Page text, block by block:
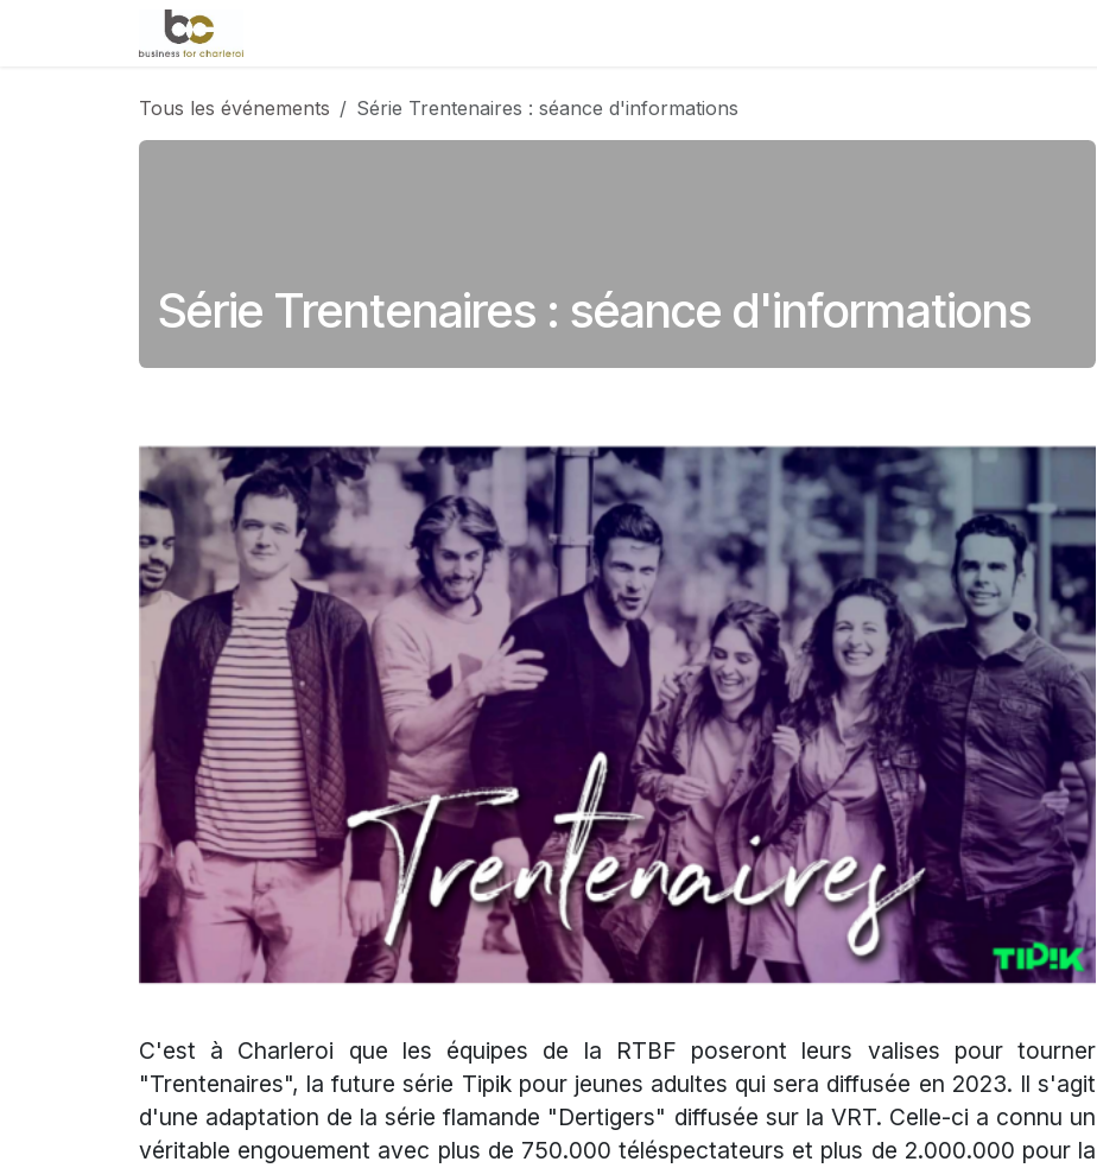
Se rendre au contenu
Tous les événements Série Trentenaires : séance d'informations
Série Trentenaires : séance d'informations
C'est à Charleroi que les équipes de la RTBF poseront leurs valises pour tourner
"Trentenaires", la future série Tipik pour jeunes adultes qui sera diffusée en 2023. Il s'agit
d'une adaptation de la série flamande "Dertigers" diffusée sur la VRT. Celle-ci a connu un
véritable engouement avec plus de 750.000 téléspectateurs et plus de 2.000.000 pour la